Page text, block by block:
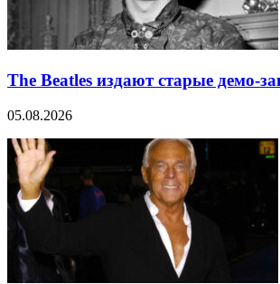
The Beatles издают старые демо-
05.08.2026